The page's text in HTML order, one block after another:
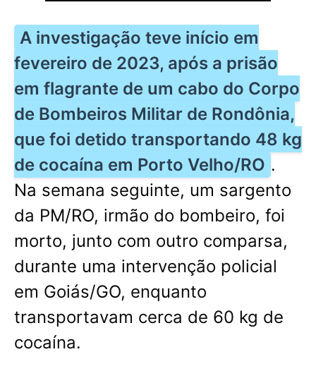
A investigação teve início em
fevereiro de 2023, após a prisão
em flagrante de um cabo do Corpo
de Bombeiros Militar de Rondônia,
que foi detido transportando 48 kg
de cocaína em Porto Velho/RO .
Na semana seguinte, um sargento
da PM/RO, irmão do bombeiro, foi
morto, junto com outro comparsa,
durante uma intervenção policial
em Goiás/GO, enquanto
transportavam cerca de 60 kg de
cocaína.